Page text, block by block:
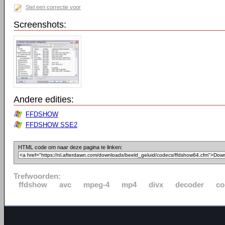
Stel een correctie voor
Screenshots:
Andere edities:
FFDSHOW
FFDSHOW SSE2
HTML code om naar deze pagina te linken:
Trefwoorden:
ffdshow
avc mpeg-4 mp4 divx decoder